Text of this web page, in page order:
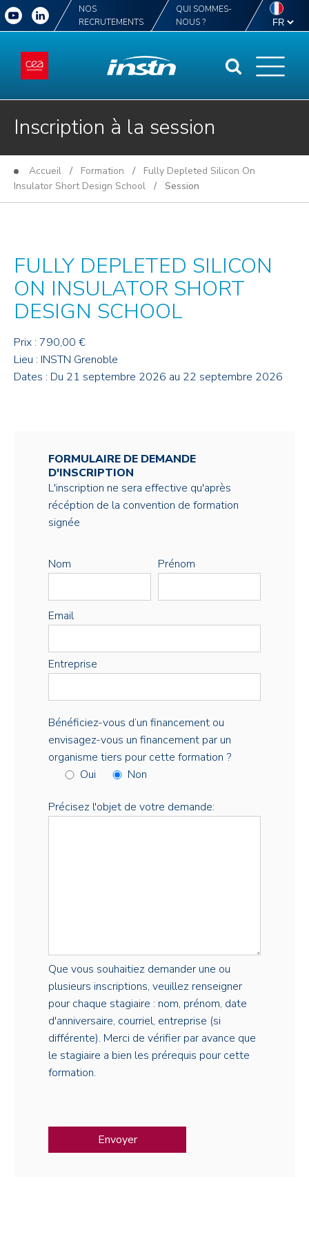
NOS
RECRUTEMENTS
QUI SOMMES-
NOUS ?
Inscription à la session
Accueil / Formation / Fully Depleted Silicon On
Insulator Short Design School / Session
FULLY DEPLETED SILICON
ON INSULATOR SHORT
DESIGN SCHOOL
Prix : 790,00 €
Lieu : INSTN Grenoble
Dates : Du 21 septembre 2026 au 22 septembre 2026
FORMULAIRE DE DEMANDE
D'INSCRIPTION
L'inscription ne sera effective qu'après
récéption de la convention de formation
signée
Nom Prénom
Email
Entreprise
Bénéficiez-vous d’un financement ou
envisagez-vous un financement par un
organisme tiers pour cette formation ?
Oui
Non
Précisez l'objet de votre demande:
Que vous souhaitiez demander une ou
plusieurs inscriptions, veuillez renseigner
pour chaque stagiaire : nom, prénom, date
d'anniversaire, courriel, entreprise (si
différente). Merci de vérifier par avance que
le stagiaire a bien les prérequis pour cette
formation.